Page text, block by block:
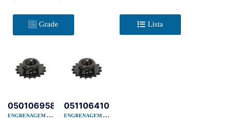
Grade Lista
ENGRENAGEM A50 Z17 FR
0501069585
ENGRENAGEM A50 Z17 FR
0511064105